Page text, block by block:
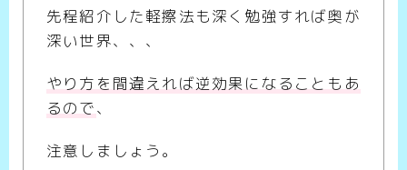
先程紹介した軽擦法も深く勉強すれば奥が
深い世界、、、
やり方を間違えれば逆効果になることもあ
るので、
注意しましょう。